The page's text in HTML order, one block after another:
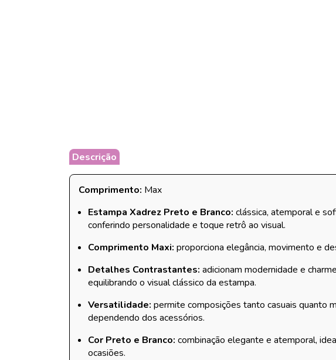
Descrição
Comprimento: Max
Estampa Xadrez Preto e Branco: clássica, atemporal e
conferindo personalidade e toque retrô ao visual.
Comprimento Maxi: proporciona elegância, movimento e
Detalhes Contrastantes: adicionam modernidade e
equilibrando o visual clássico da estampa.
Versatilidade: permite composições tanto casuais quanto
dependendo dos acessórios.
Cor Preto e Branco: combinação elegante e atemporal,
ocasiões.